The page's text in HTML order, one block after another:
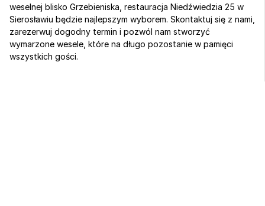
weselnej blisko Grzebieniska, restauracja Niedźwiedzia 25 w
Sierosławiu będzie najlepszym wyborem. Skontaktuj się z nami,
zarezerwuj dogodny termin i pozwól nam stworzyć
wymarzone wesele, które na długo pozostanie w pamięci
wszystkich gości.